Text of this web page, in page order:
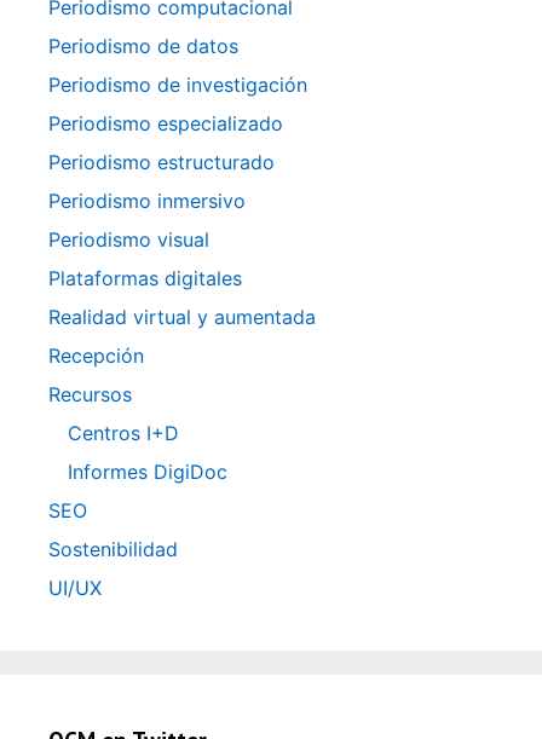
Periodismo computacional
Periodismo de datos
Periodismo de investigación
Periodismo especializado
Periodismo estructurado
Periodismo inmersivo
Periodismo visual
Plataformas digitales
Realidad virtual y aumentada
Recepción
Recursos
Centros I+D
Informes DigiDoc
SEO
Sostenibilidad
UI/UX